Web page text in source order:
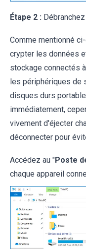
Étape 2 :
Comme mentionné
crypter les données
stockage connectés
les périphériques de
disques durs
immédiatement,
vivement d'éjecter
déconnecter pour
Accédez au "Poste
chaque appareil